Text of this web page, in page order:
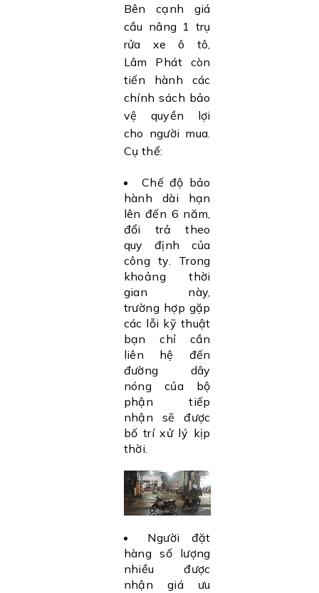
Bên cạnh giá
cầu nâng 1 trụ
rửa xe ô tô,
Lâm Phát còn
tiến hành các
chính sách bảo
vệ quyền lợi
cho người mua.
Cụ thể:
Chế độ bảo
hành dài hạn
lên đến 6 năm,
đổi trả theo
quy định của
công ty. Trong
khoảng thời
gian này,
trường hợp gặp
các lỗi kỹ thuật
bạn chỉ cần
liên hệ đến
đường dây
nóng của bộ
phận tiếp
nhận sẽ được
bố trí xử lý kịp
thời.
Người đặt
hàng số lượng
nhiều được
nhận giá ưu